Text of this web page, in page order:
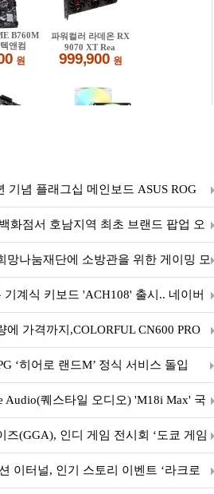
기념 플래그십 메인보드 ASUS ROG
국내 출시 예정
화점서 호남지역 최초 브랜드 팝업 오
망나눔재단에 소방관을 위한 게이밍 모
계식 키보드 'ACH108' 출시.. 네이버
에 가격까지,COLORFUL CN600 PRO
‘히어로 랜드M’ 정식 서비스 돌입
Audio(퀘스타일 오디오) 'M18i Max' 국
즈(GGA), 인디 게임 전시회 ‘도쿄 게임
이터널, 인기 스토리 이벤트 ‘라크로